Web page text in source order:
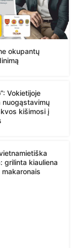
okupantų
Vokietijoje
nuogąstavimų
kišimosi į
grilinta kiauliena